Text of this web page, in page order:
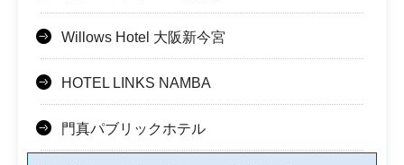
Willows Hotel 大阪新今宮
HOTEL LINKS NAMBA
門真パブリックホテル